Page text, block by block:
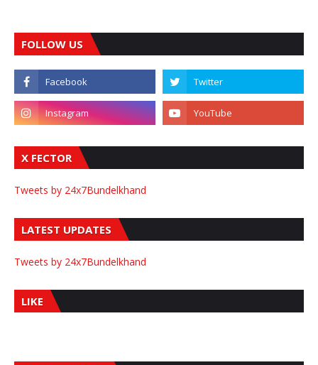
FOLLOW US
X FECTOR
Tweets by 24x7Bundelkhand
LATEST UPDATES
Tweets by 24x7Bundelkhand
LIKE